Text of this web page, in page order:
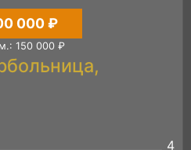
000 ₽
150 000 ₽
4